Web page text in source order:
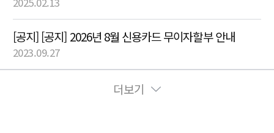
[공지] [공지] 2026년 8월 신용카드 무이자할부 안내
2023.09.27
더보기